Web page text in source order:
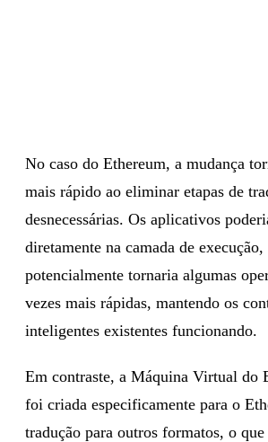
No caso do Ethereum, a mudança
mais rápido ao eliminar etapas de
desnecessárias. Os aplicativos
diretamente na camada de execução,
potencialmente tornaria algumas
vezes mais rápidas, mantendo os
inteligentes existentes funcionando.
Em contraste, a Máquina Virtual do
foi criada especificamente para o
tradução para outros formatos, o